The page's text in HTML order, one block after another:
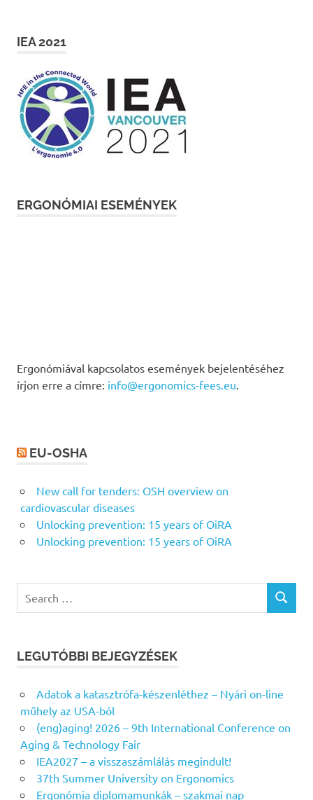
IEA 2021
ERGONÓMIAI ESEMÉNYEK
Ergonómiával kapcsolatos események bejelentéséhez
írjon erre a címre: info@ergonomics-fees.eu.
EU-OSHA
New call for tenders: OSH overview on
cardiovascular diseases
Unlocking prevention: 15 years of OiRA
Unlocking prevention: 15 years of OiRA
SEARCH
LEGUTÓBBI BEJEGYZÉSEK
Adatok a katasztrófa-készenléthez – Nyári on-line
műhely az USA-ból
(eng)aging! 2026 – 9th International Conference on
Aging & Technology Fair
IEA2027 – a visszaszámlálás megindult!
37th Summer University on Ergonomics
Ergonómia diplomamunkák – szakmai nap